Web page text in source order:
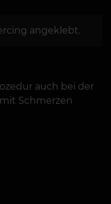
angeklebt.
auch bei der
Schmerzen